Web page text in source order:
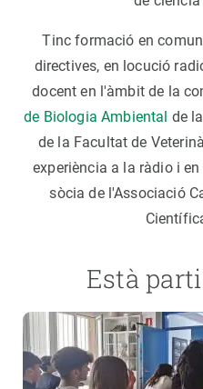
Tinc formació en
directives, en locució
docent en l'àmbit de la
de Biologia Ambiental de
de la Facultat de
experiència a la ràdio i
sòcia de l'Associació
Està